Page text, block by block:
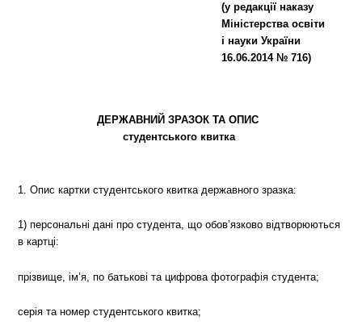
(у редакції наказу
Міністерства освіти
і науки України
16.06.2014 № 716)
ДЕРЖАВНИЙ ЗРАЗОК ТА ОПИС
студентського квитка
1. Опис картки студентського квитка державного зразка:
1) персональні дані про студента, що обов’язково відтворюються
в картці:
прізвище, ім’я, по батькові та цифрова фотографія студента;
серія та номер студентського квитка;